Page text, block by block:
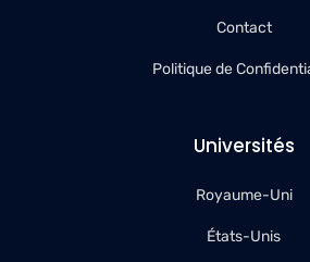
Contact
Politique de
Universités
Royaume-Uni
États-Unis